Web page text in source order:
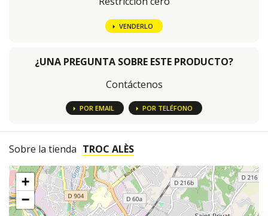
VENDERLO
¿UNA PREGUNTA SOBRE ESTE PRODUCTO?
Contáctenos
POR EMAIL POR TELÉFONO
Sobre la tienda TROC ALÈS
+
−